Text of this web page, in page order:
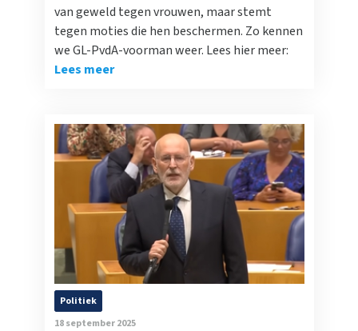
van geweld tegen vrouwen, maar stemt
tegen moties die hen beschermen. Zo kennen
we GL-PvdA-voorman weer. Lees hier meer:
Lees meer
Politiek
18 september 2025